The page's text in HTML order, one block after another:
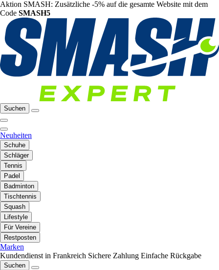
Aktion SMASH: Zusätzliche -5% auf die gesamte Website mit dem
Code SMASH5
Suchen
Neuheiten
Schuhe
Schläger
Tennis
Padel
Badminton
Tischtennis
Squash
Lifestyle
Für Vereine
Restposten
Marken
Kundendienst in Frankreich Sichere Zahlung Einfache Rückgabe
Suchen